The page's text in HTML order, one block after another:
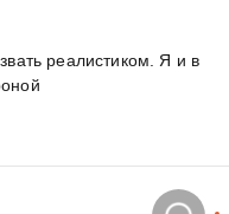
реалистиком. Я и в